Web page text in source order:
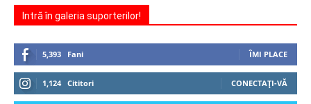
Intră în galeria suporterilor!
5,393 Fani ÎMI PLACE
1,124 Cititori CONECTAȚI-VĂ